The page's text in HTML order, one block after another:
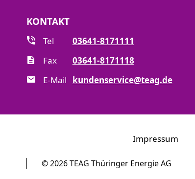
KONTAKT
Tel
03641-8171111
Fax
03641-8171118
E-Mail
kundenservice@teag.de
Impressum
© 2026 TEAG Thüringer Energie AG